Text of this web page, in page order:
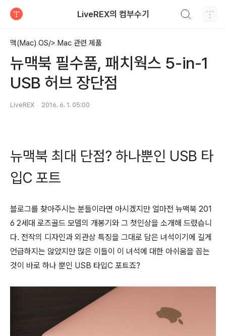
LiveREX의 컴부수기
맥(Mac) OS/> Mac 관련 제품
뉴맥북 필수품, 패치웍스 5-in-1
USB 허브 장단점
LiveREX 2016. 6. 1. 05:00
뉴맥북 최대 단점? 하나뿐인 USB 타
입C 포트
블로그를 찾아주시는 분들이라면 아시겠지만 얼마전 뉴맥북 201
6 2세대 로즈골드 모델의 개봉기와 그 첫인상을 소개해 드렸습니
다. 전작의 디자인과 외관상 특징을 그대로 담은 녀석이기에 길게
언급하지는 않았지만 많은 이들이 이 녀석에 대한 아쉬움을 꼽는
것이 바로 하나 뿐인 USB 타입C 포트죠?